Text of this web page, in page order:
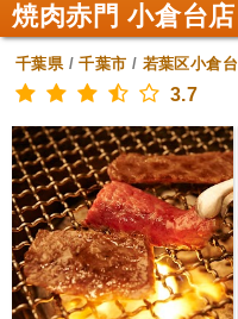
焼肉赤門 小倉台店
千葉県/千葉市 / 若葉区小倉台
3.7